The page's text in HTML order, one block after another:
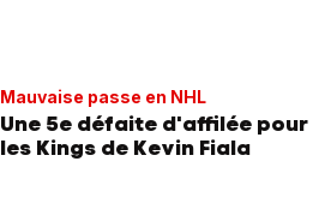
Mauvaise passe en NHL
Une 5e défaite d'affilée pour
les Kings de Kevin Fiala